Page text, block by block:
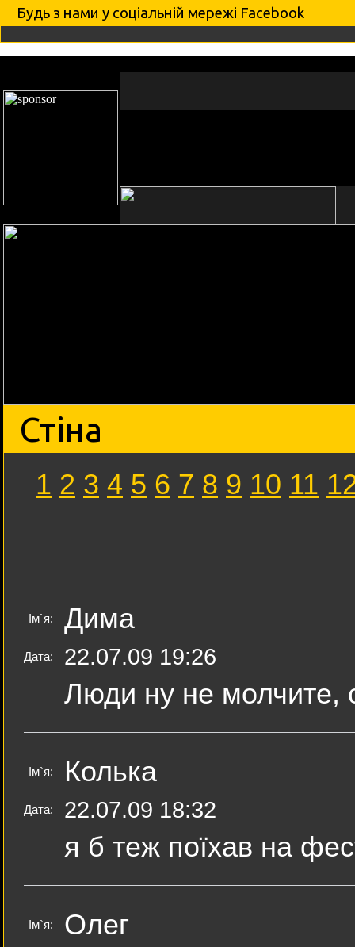
Будь з нами у соцiальнiй мережi Facebook
Стіна
1 2 3 4 5 6 7 8 9 10 11
Ім`я: Дима
Дата: 22.07.09 19:26
Люди ну не молчите,
Ім`я: Колька
Дата: 22.07.09 18:32
я б теж поїхав на
Ім`я: Олег